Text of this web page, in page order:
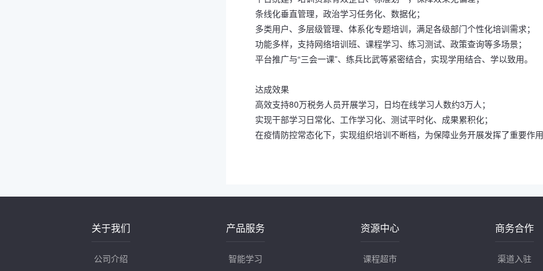
条线化垂直管理，政治学习任务化、数据化；
多类用户、多层级管理、体系化专题培训，满足各级部门个性化培训需求；
功能多样，支持网络培训班、课程学习、练习测试、政策查询等多场景；
平台推广与“三会一课”、练兵比武等紧密结合，实现学用结合、学以致用。
达成效果
高效支持80万税务人员开展学习，日均在线学习人数约3万人；
实现干部学习日常化、工作学习化、测试平时化、成果累积化；
在疫情防控常态化下，实现组织培训不断档，为保障业务开展发挥了重要作
关于我们
公司介绍
产品服务
智能学习
资源中心
课程超市
商务合作
渠道入驻